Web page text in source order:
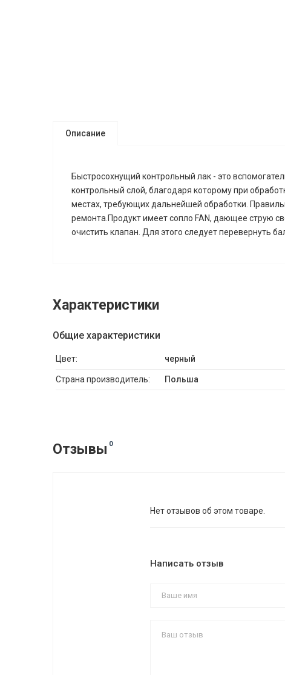
Описание
Быстросохнущий контрольный лак - это
контрольный слой, благодаря которому при
местах, требующих дальнейшей обработки.
ремонта.Продукт имеет сопло FAN, дающее струю
очистить клапан. Для этого следует перевернуть
Характеристики
Общие характеристики
Цвет: черный
Страна производитель: Польша
Отзывы 0
Нет отзывов об этом товаре.
Написать отзыв